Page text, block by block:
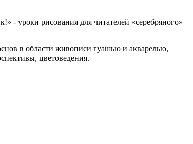
- уроки рисования для читателей «серебряного»
в области живописи гуашью и акварелью,
цветоведения.